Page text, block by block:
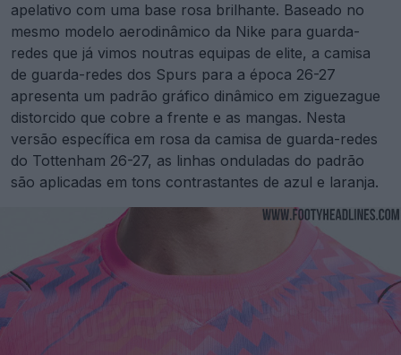
apelativo com uma base rosa brilhante. Baseado no
mesmo modelo aerodinâmico da Nike para guarda-
redes que já vimos noutras equipas de elite, a camisa
de guarda-redes dos Spurs para a época 26-27
apresenta um padrão gráfico dinâmico em ziguezague
distorcido que cobre a frente e as mangas. Nesta
versão específica em rosa da camisa de guarda-redes
do Tottenham 26-27, as linhas onduladas do padrão
são aplicadas em tons contrastantes de azul e laranja.